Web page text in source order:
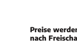
Preise
nach